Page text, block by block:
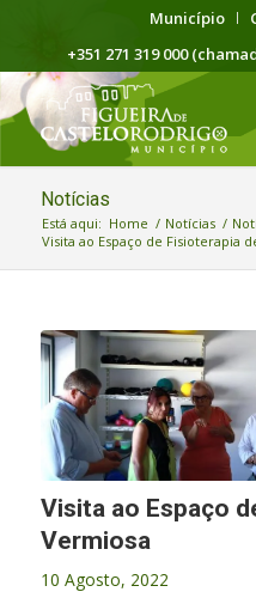
Município
+351 271 319 000
Notícias
Está aqui: Home / Notícias /
Visita ao Espaço de Fisioterapia
Visita ao Espaço
Vermiosa
10 Agosto, 2022